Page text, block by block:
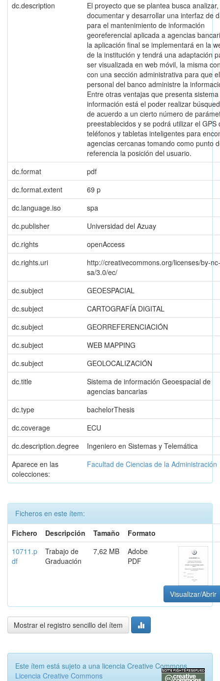
dc.description
El proyecto que se plantea busca analizar,
documentar y desarrollar una interfaz de
para el mantenimiento de información
georeferencial aplicada a agencias
la aplicación final se implementará en la
de la institución y tendrá una adaptación
ser visualizada en web móvil, la misma
con una sección administrativa para que el
personal del banco administre la
Entre otras ventajas que presenta
información está el poder realizar
de acuerdo a un cierto número de
preestablecidos y se podrá utilizar el GPS
teléfonos y tabletas inteligentes para
agencias cercanas tomando como punto
referencia la posición del usuario.
dc.format
pdf
dc.format.extent
69 p
dc.language.iso
spa
dc.publisher
Universidad del Azuay
dc.rights
openAccess
dc.rights.uri
http://creativecommons.org/licenses/by-nc-
sa/3.0/ec/
dc.subject
GEOESPACIAL
dc.subject
CARTOGRAFÍA DIGITAL
dc.subject
GEORREFERENCIACIÓN
dc.subject
WEB MAPPING
dc.subject
GEOLOCALIZACIÓN
dc.title
Sistema de información Geoespacial de
agencias bancarias
dc.type
bachelorThesis
dc.coverage
ECU
dc.description.degree
Ingeniero en Sistemas y Telemática
Aparece en las
colecciones:
Facultad de Ciencias de la Administración
Ficheros en este ítem:
Fichero
Descripción Tamaño
Formato
10711.p
df
Trabajo de
Graduación
7,62 MB
Adobe
PDF
Visualizar/Abrir
Mostrar el registro sencillo del ítem
Este ítem está sujeto a una licencia Creative Commons
Licencia Creative Commons